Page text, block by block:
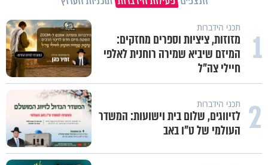
1 תכני הידברות
מזוזות, ציציות וספרים מחזקים:
המיזם שיביא שמירה רוחנית לאלפי
חיילי צה"ל
2 תכני הידברות
לזיווגים, שלום בית וישועות: המשדר
העולמי של ט"ו באב